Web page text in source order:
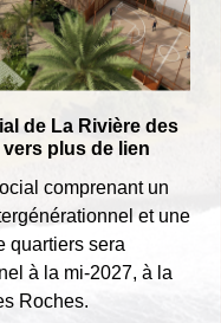
de La Rivière des
vers plus de lien
comprenant un
et une
quartiers sera
à la mi-2027, à la
Roches.